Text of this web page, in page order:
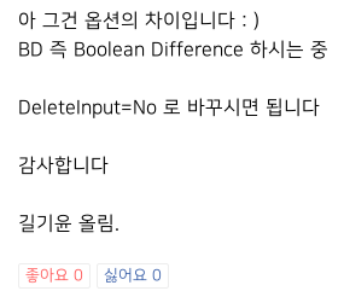
아 그건 옵션의 차이입니다 : )
BD 즉 Boolean Difference 하시는 중
DeleteInput=No 로 바꾸시면 됩니다
감사합니다
길기윤 올림.
좋아요 0 싫어요 0